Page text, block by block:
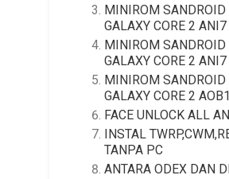
MINIROM SANDROID
GALAXY CORE 2 ANI7
MINIROM SANDROID
GALAXY CORE 2 ANI7
MINIROM SANDROID
GALAXY CORE 2 AOB1
FACE UNLOCK ALL
INSTAL
TANPA PC
ANTARA ODEX DAN